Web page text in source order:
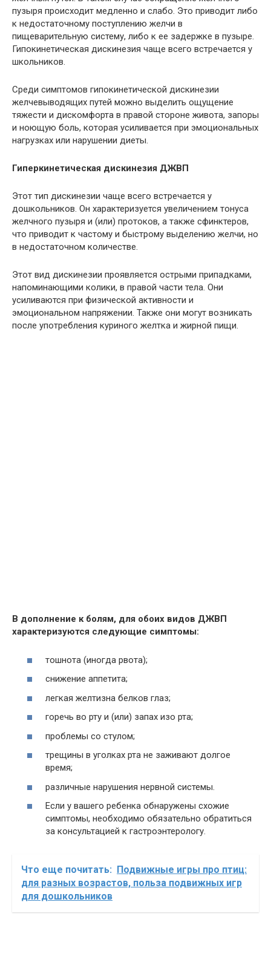
пузыря происходит медленно и слабо. Это приводит либо
к недостаточному поступлению желчи в
пищеварительную систему, либо к ее задержке в пузыре.
Гипокинетическая дискинезия чаще всего встречается у
школьников.
Среди симптомов гипокинетической дискинезии
желчевыводящих путей можно выделить ощущение
тяжести и дискомфорта в правой стороне живота, запоры
и ноющую боль, которая усиливается при эмоциональных
нагрузках или нарушении диеты.
Гиперкинетическая дискинезия ДЖВП
Этот тип дискинезии чаще всего встречается у
дошкольников. Он характеризуется увеличением тонуса
желчного пузыря и (или) протоков, а также сфинктеров,
что приводит к частому и быстрому выделению желчи, но
в недостаточном количестве.
Этот вид дискинезии проявляется острыми припадками,
напоминающими колики, в правой части тела. Они
усиливаются при физической активности и
эмоциональном напряжении. Также они могут возникать
после употребления куриного желтка и жирной пищи.
В дополнение к болям, для обоих видов ДЖВП
характеризуются следующие симптомы:
тошнота (иногда рвота);
снижение аппетита;
легкая желтизна белков глаз;
горечь во рту и (или) запах изо рта;
проблемы со стулом;
трещины в уголках рта не заживают долгое
время;
различные нарушения нервной системы.
Если у вашего ребенка обнаружены схожие
симптомы, необходимо обязательно обратиться
за консультацией к гастроэнтерологу.
Что еще почитать:
Подвижные игры про птиц:
для разных возрастов, польза подвижных игр
для дошкольников